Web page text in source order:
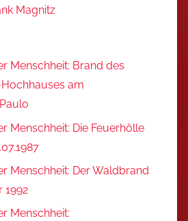
Magnitz
Menschheit: Brand des
am
Menschheit: Die Feuerhölle
Menschheit: Der Waldbrand
1992
Menschheit: